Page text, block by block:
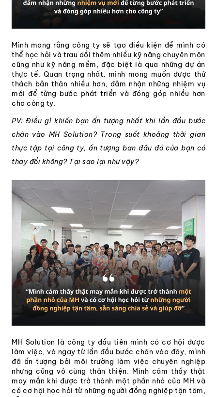
Mình mong rằng công ty sẽ tạo điều kiện để mình có
thể học hỏi và trau dồi thêm nhiều kỹ năng chuyên môn
cũng như kỹ năng mềm, đặc biệt là qua những dự án
thực tế. Quan trọng nhất, mình mong muốn được thử
thách bản thân nhiều hơn, đảm nhận những nhiệm vụ
mới để từng bước phát triển và đóng góp nhiều hơn
cho công ty.
PV: Điều gì khiến bạn ấn tượng nhất khi lần đầu bước
chân vào MH Solution? Trong suốt khoảng thời gian
thực tập tại công ty, ấn tượng ban đầu đó của bạn có
thay đổi không? Tại sao lại như vậy?
MH Solution là công ty đầu tiên mình có cơ hội được
làm việc, và ngay từ lần đầu bước chân vào đây, mình
đã ấn tượng bởi môi trường làm việc chuyên nghiệp
nhưng cũng vô cùng thân thiện. Mình cảm thấy thật
may mắn khi được trở thành một phần nhỏ của MH và
có cơ hội học hỏi từ những người đồng nghiệp tận tâm,